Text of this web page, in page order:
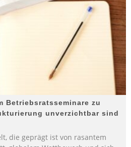
Betriebsratsseminare zu
unverzichtbar sind
die geprägt ist von rasantem